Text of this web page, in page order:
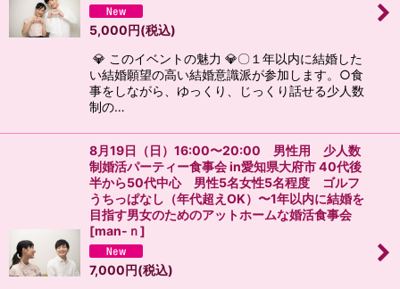
5,000円(税込)
💎 このイベントの魅力 💎〇１年以内に結婚した
い結婚願望の高い結婚意識派が参加します。○食
事をしながら、ゆっくり、じっくり話せる少人数
制の…
8月19日（日）16:00〜20:00 男性用 少人数
制婚活パーティー食事会 in愛知県大府市 40代後
半から50代中心 男性5名女性5名程度 ゴルフ
うちっぱなし（年代超えOK）〜1年以内に結婚を
目指す男女のためのアットホームな婚活食事会
[man-ｎ]
7,000円(税込)